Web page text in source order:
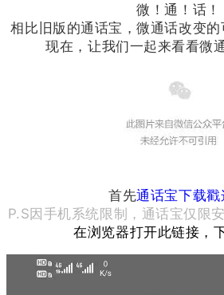
微！通！话！
相比旧版的通话宝，微通话改变
现在，让我们一起来看看微
首先通话宝下载戳
P.S因手机系统限制，通话宝仅限
在浏览器打开此链接，